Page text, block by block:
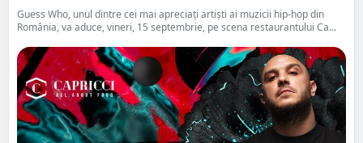
Guess Who, unul dintre cei mai apreciați artiști ai muzicii hip-hop din
România, va aduce, vineri, 15 septembrie, pe scena restaurantului Ca...